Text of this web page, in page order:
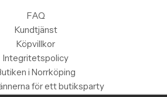
FAQ
Kundtjänst
Köpvillkor
Integritetspolicy
i Norrköping
för ett butiksparty